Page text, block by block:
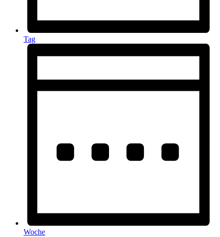
Tag
Woche